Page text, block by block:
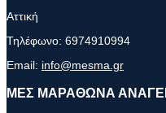
Αττική
Τηλέφωνο: 6974910994
Email: info@mesma.gr
ΜΕΣ ΜΑΡΑΘΩΝΑ